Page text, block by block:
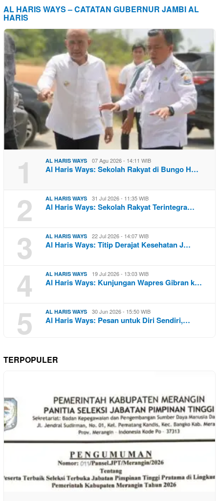
AL HARIS WAYS – CATATAN GUBERNUR JAMBI AL
HARIS
1 AL HARIS WAYS 07 Agu 2026 - 14:11 WIB
Al Haris Ways: Sekolah Rakyat di Bungo H…
2 AL HARIS WAYS 31 Jul 2026 - 11:35 WIB
Al Haris Ways: Sekolah Rakyat Terintegra…
3 AL HARIS WAYS 22 Jul 2026 - 14:07 WIB
Al Haris Ways: Titip Derajat Kesehatan J…
4 AL HARIS WAYS 19 Jul 2026 - 13:03 WIB
Al Haris Ways: Kunjungan Wapres Gibran k…
5 AL HARIS WAYS 30 Jun 2026 - 15:50 WIB
Al Haris Ways: Pesan untuk Diri Sendiri,…
TERPOPULER